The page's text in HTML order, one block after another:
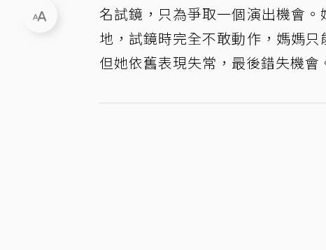
名試鏡，只為爭取一個演出機會
地，試鏡時完全不敢動作，媽媽只
但她依舊表現失常，最後錯失機會